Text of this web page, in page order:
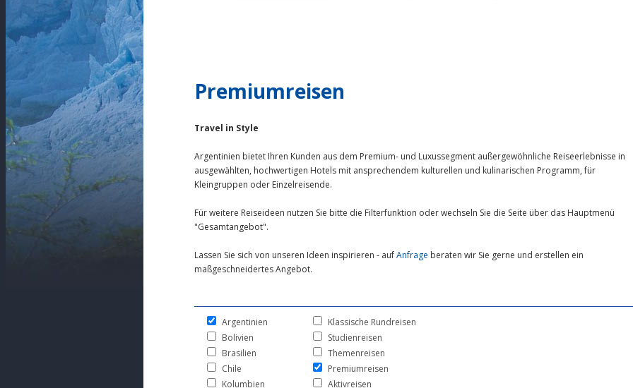
Premiumreisen
Travel in Style
Argentinien bietet Ihren Kunden aus dem Premium- und Luxussegment außergewöhnliche Reiseerlebnisse in
ausgewählten, hochwertigen Hotels mit ansprechendem kulturellen und kulinarischen Programm, für
Kleingruppen oder Einzelreisende.
Für weitere Reiseideen nutzen Sie bitte die Filterfunktion oder wechseln Sie die Seite über das Hauptmenü
"Gesamtangebot".
Lassen Sie sich von unseren Ideen inspirieren - aufAnfrage beraten wir Sie gerne und erstellen ein
maßgeschneidertes Angebot.
Argentinien
Bolivien
Brasilien
Chile
Kolumbien
Klassische Rundreisen
Studienreisen
Themenreisen
Premiumreisen
Aktivreisen